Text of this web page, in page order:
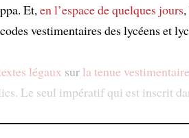
Et, en l’espace de quelques jours
vestimentaires des lycéens et
légaux sur la tenue vestimentaire
Le seul impératif qui est inscrit